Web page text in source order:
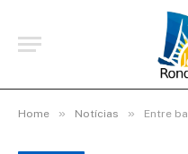
Home » Notícias » Entre